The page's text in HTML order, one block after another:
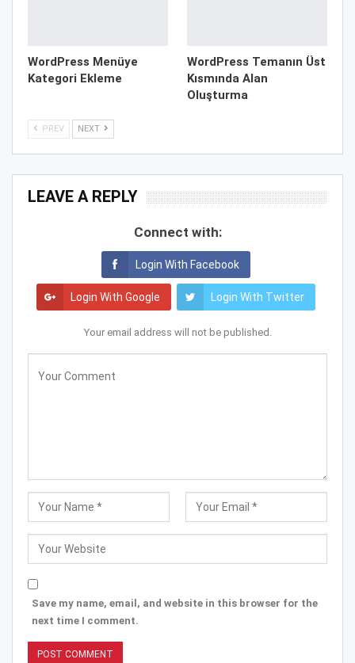
WordPress Menüye
Kategori Ekleme
WordPress Temanın Üst
Kısmında Alan
Oluşturma
PREV NEXT
LEAVE A REPLY
Connect with:
Login With Facebook
Login With Google Login With Twitter
Your email address will not be published.
Save my name, email, and website in this browser for the
next time I comment.